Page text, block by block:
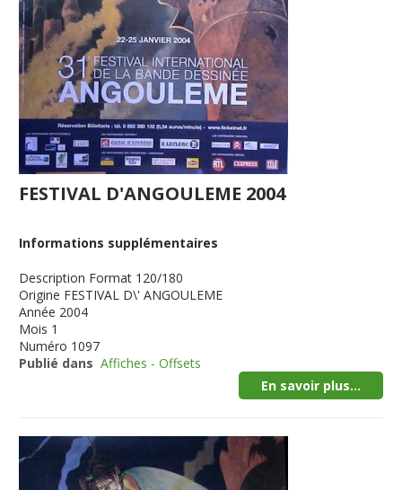
FESTIVAL D'ANGOULEME 2004
Informations supplémentaires
Description Format 120/180
Origine FESTIVAL D\' ANGOULEME
Année 2004
Mois 1
Numéro 1097
Publié dans Affiches - Offsets
En savoir plus...